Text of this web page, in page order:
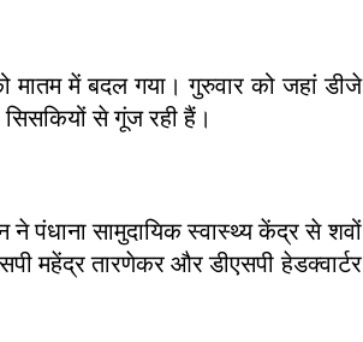
मातम में बदल गया। गुरुवार को जहां डीजे
से गूंज रही हैं।
पंधाना सामुदायिक स्वास्थ्य केंद्र से शवों
महेंद्र तारणेकर और डीएसपी हेडक्वार्टर